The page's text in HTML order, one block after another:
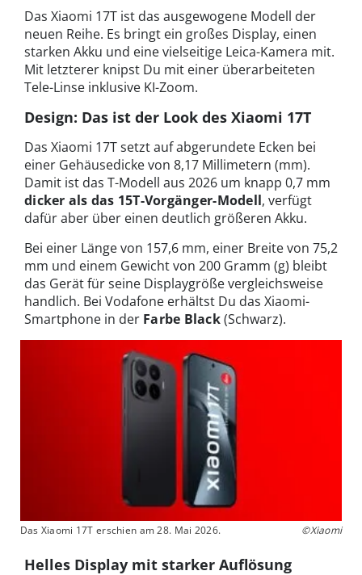
Das Xiaomi 17T ist das ausgewogene Modell der
neuen Reihe. Es bringt ein großes Display, einen
starken Akku und eine vielseitige Leica-Kamera mit.
Mit letzterer knipst Du mit einer überarbeiteten
Tele-Linse inklusive KI-Zoom.
Design: Das ist der Look des Xiaomi 17T
Das Xiaomi 17T setzt auf abgerundete Ecken bei
einer Gehäusedicke von 8,17 Millimetern (mm).
Damit ist das T-Modell aus 2026 um knapp 0,7 mm
dicker als das 15T-Vorgänger-Modell, verfügt
dafür aber über einen deutlich größeren Akku.
Bei einer Länge von 157,6 mm, einer Breite von 75,2
mm und einem Gewicht von 200 Gramm (g) bleibt
das Gerät für seine Displaygröße vergleichsweise
handlich. Bei Vodafone erhältst Du das Xiaomi-
Smartphone in der Farbe Black(Schwarz).
Das Xiaomi 17T erschien am 28. Mai 2026. ©Xiaomi
Helles Display mit starker Auflösung